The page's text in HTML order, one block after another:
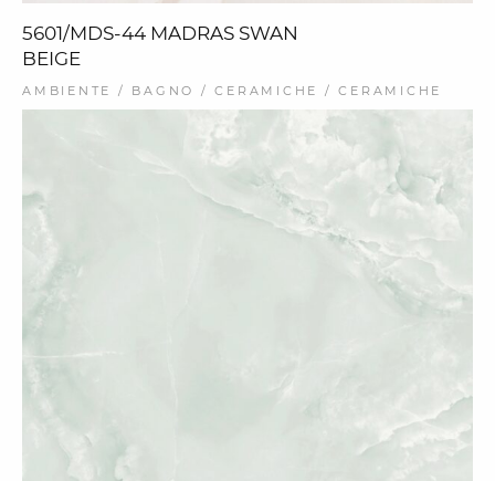
5601/MDS-44 MADRAS SWAN
BEIGE
AMBIENTE / BAGNO / CERAMICHE / CERAMICHE